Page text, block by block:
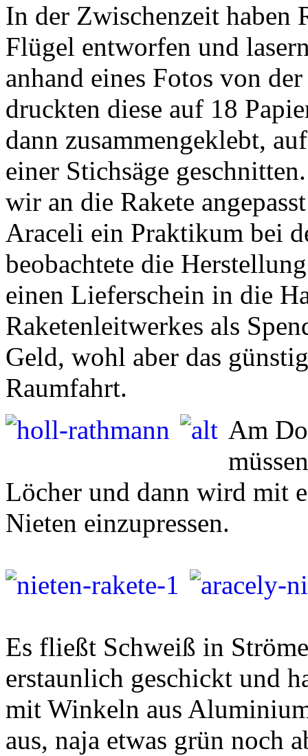
In der Zwischenzeit haben
Flügel entworfen und
anhand eines Fotos von
druckten diese auf 18
dann zusammengeklebt,
einer Stichsäge
wir an die Rakete
Araceli ein Praktikum bei
beobachtete die
einen Lieferschein in die
Raketenleitwerkes als
Geld, wohl aber das
Raumfahrt.
Am
Löcher und dann wird mit
Nieten einzupressen.
Es fließt Schweiß in
erstaunlich geschickt und
mit Winkeln aus
aus, naja etwas grün noch